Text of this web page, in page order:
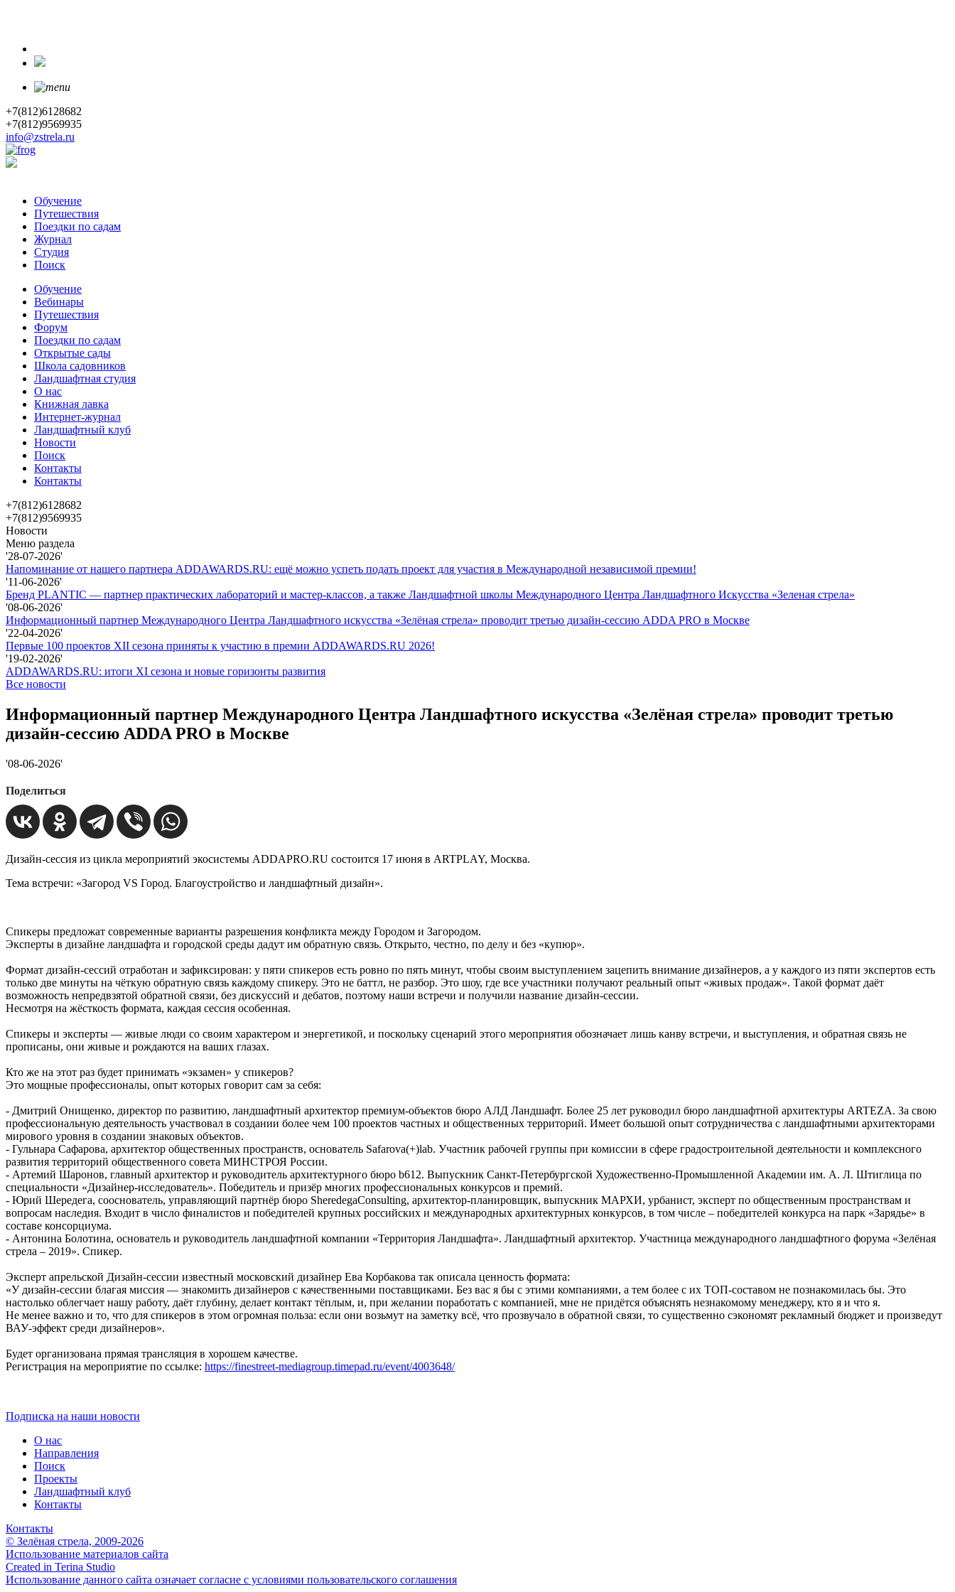
+7(812)6128682
+7(812)9569935
info@zstrela.ru
Обучение
Путешествия
Поездки по садам
Журнал
Студия
Поиск
Обучение
Вебинары
Путешествия
Форум
Поездки по садам
Открытые сады
Школа садовников
Ландшафтная студия
О нас
Книжная лавка
Интернет-журнал
Ландшафтный клуб
Новости
Поиск
Контакты
Контакты
+7(812)6128682
+7(812)9569935
Новости
Меню раздела
'28-07-2026'
Напоминание от нашего партнера ADDAWARDS.RU: ещё можно успеть подать проект для участия в Международной независимой премии!
'11-06-2026'
Бренд PLANTIC — партнер практических лабораторий и мастер-классов, а также Ландшафтной школы Международного Центра Ландшафтного Искусства «Зеленая стрела»
'08-06-2026'
Информационный партнер Международного Центра Ландшафтного искусства «Зелёная стрела» проводит третью дизайн-сессию ADDA PRO в Москве
'22-04-2026'
Первые 100 проектов XII сезона приняты к участию в премии ADDAWARDS.RU 2026!
'19-02-2026'
ADDAWARDS.RU: итоги XI сезона и новые горизонты развития
Все новости
Информационный партнер Международного Центра Ландшафтного искусства «Зелёная стрела» проводит третью
дизайн-сессию ADDA PRO в Москве
'08-06-2026'
Поделиться
Дизайн-сессия из цикла мероприятий экосистемы ADDAPRO.RU состоится 17 июня в ARTPLAY, Москва.
Тема встречи: «Загород VS Город. Благоустройство и ландшафтный дизайн».
Спикеры предложат современные варианты разрешения конфликта между Городом и Загородом.
Эксперты в дизайне ландшафта и городской среды дадут им обратную связь. Открыто, честно, по делу и без «купюр».
Формат дизайн-сессий отработан и зафиксирован: у пяти спикеров есть ровно по пять минут, чтобы своим выступлением зацепить внимание дизайнеров, а у каждого из пяти экспертов есть
только две минуты на чёткую обратную связь каждому спикеру. Это не баттл, не разбор. Это шоу, где все участники получают реальный опыт «живых продаж». Такой формат даёт
возможность непредвзятой обратной связи, без дискуссий и дебатов, поэтому наши встречи и получили название дизайн-сессии.
Несмотря на жёсткость формата, каждая сессия особенная.
Спикеры и эксперты — живые люди со своим характером и энергетикой, и поскольку сценарий этого мероприятия обозначает лишь канву встречи, и выступления, и обратная связь не
прописаны, они живые и рождаются на ваших глазах.
Кто же на этот раз будет принимать «экзамен» у спикеров?
Это мощные профессионалы, опыт которых говорит сам за себя:
- Дмитрий Онищенко, директор по развитию, ландшафтный архитектор премиум-объектов бюро АЛД Ландшафт. Более 25 лет руководил бюро ландшафтной архитектуры ARTEZA. За свою
профессиональную деятельность участвовал в создании более чем 100 проектов частных и общественных территорий. Имеет большой опыт сотрудничества с ландшафтными архитекторами
мирового уровня в создании знаковых объектов.
- Гульнара Сафарова, архитектор общественных пространств, основатель Safarova(+)lab. Участник рабочей группы при комиссии в сфере градостроительной деятельности и комплексного
развития территорий общественного совета МИНСТРОЯ России.
- Артемий Шаронов, главный архитектор и руководитель архитектурного бюро b612. Выпускник Санкт-Петербургской Художественно-Промышленной Академии им. А. Л. Штиглица по
специальности «Дизайнер-исследователь». Победитель и призёр многих профессиональных конкурсов и премий.
- Юрий Шередега, сооснователь, управляющий партнёр бюро SheredegaConsulting, архитектор-планировщик, выпускник МАРХИ, урбанист, эксперт по общественным пространствам и
вопросам наследия. Входит в число финалистов и победителей крупных российских и международных архитектурных конкурсов, в том числе – победителей конкурса на парк «Зарядье» в
составе консорциума.
- Антонина Болотина, основатель и руководитель ландшафтной компании «Территория Ландшафта». Ландшафтный архитектор. Участница международного ландшафтного форума «Зелёная
стрела – 2019». Спикер.
Эксперт апрельской Дизайн-сессии известный московский дизайнер Ева Корбакова так описала ценность формата:
«У дизайн-сессии благая миссия — знакомить дизайнеров с качественными поставщиками. Без вас я бы с этими компаниями, а тем более с их ТОП-составом не познакомилась бы. Это
настолько облегчает нашу работу, даёт глубину, делает контакт тёплым, и, при желании поработать с компанией, мне не придётся объяснять незнакомому менеджеру, кто я и что я.
Не менее важно и то, что для спикеров в этом огромная польза: если они возьмут на заметку всё, что прозвучало в обратной связи, то существенно сэкономят рекламный бюджет и произведут
ВАУ-эффект среди дизайнеров».
Будет организована прямая трансляция в хорошем качестве.
Регистрация на мероприятие по ссылке: https://finestreet-mediagroup.timepad.ru/event/4003648/
Подписка на наши новости
О нас
Направления
Поиск
Проекты
Ландшафтный клуб
Контакты
Контакты
© Зелёная стрела, 2009-2026
Использование материалов сайта
Created in Terina Studio
Использование данного сайта означает согласие с условиями пользовательского соглашения